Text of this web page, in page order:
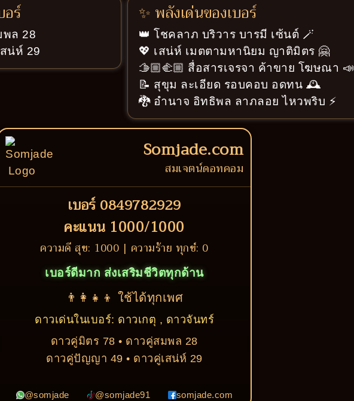
อร์
พล 28
น่ห์ 29
✨ พลังเด่นของเบอร์
👑 โชคลาภ บริวาร บารมี เซ้นต์ 🪄
💖 เสน่ห์ เมตตามหานิยม ญาติมิตร 🤗
🫱🏼‍🫲🏼 สื่อสารเจรจา ค้าขาย โฆษณา 📣
📝 สุขุม ละเอียด รอบคอบ อดทน 🕰️
🐉 อำนาจ อิทธิพล ลาภลอย ไหวพริบ ⚡
Somjade.com
สมเจตน์ดอทคอม
เบอร์ 0849782929
คะแนน 1000/1000
ความดี สุข: 1000 | ความร้าย ทุกข์: 0
เบอร์ดีมาก ส่งเสริมชีวิตทุกด้าน
👨‍👩‍👧‍👦 ใช้ได้ทุกเพศ
ดาวเด่นในเบอร์: ดาวเกตุ , ดาวจันทร์
ดาวคู่มิตร 78 • ดาวคู่สมพล 28
ดาวคู่ปัญญา 49 • ดาวคู่เสน่ห์ 29
@somjade @somjade91 somjade.com